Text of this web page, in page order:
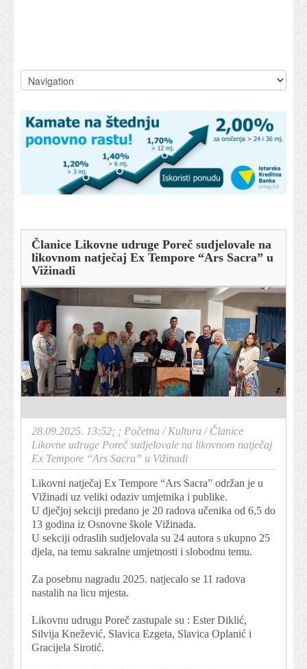
Članice Likovne udruge Poreč sudjelovale na
likovnom natječaj Ex Tempore “Ars Sacra” u
Vižinadi
28.09.2025. 13:52; ; Početna /Kultura /Članice
Likovne udruge Poreč sudjelovale na likovnom natječaj
Ex Tempore “Ars Sacra” u Vižinadi
Likovni natječaj Ex Tempore “Ars Sacra” održan je u
Vižinadi uz veliki odaziv umjetnika i publike.
U dječjoj sekciji predano je 20 radova učenika od 6,5 do
13 godina iz Osnovne škole Vižinada.
U sekciji odraslih sudjelovala su 24 autora s ukupno 25
djela, na temu sakralne umjetnosti i slobodnu temu.
Za posebnu nagradu 2025. natjecalo se 11 radova
nastalih na licu mjesta.
Likovnu udrugu Poreč zastupale su : Ester Diklić,
Silvija Knežević, Slavica Ezgeta, Slavica Oplanić i
Gracijela Sirotić.